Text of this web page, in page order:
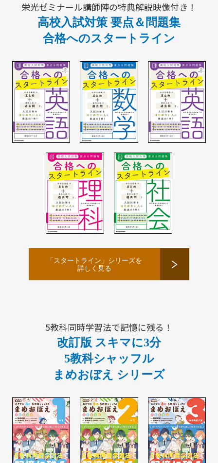
栄光ゼミナール講師陣の特典解説映像付き！
高校入試対策 要点＆問題集
合格へのスタートライン
「スタートライン」シリーズを
詳しく見る
5教科同時学習法で記憶に残る！
改訂版 スキマに3分
5教科シャッフル
まめおぼえ シリーズ